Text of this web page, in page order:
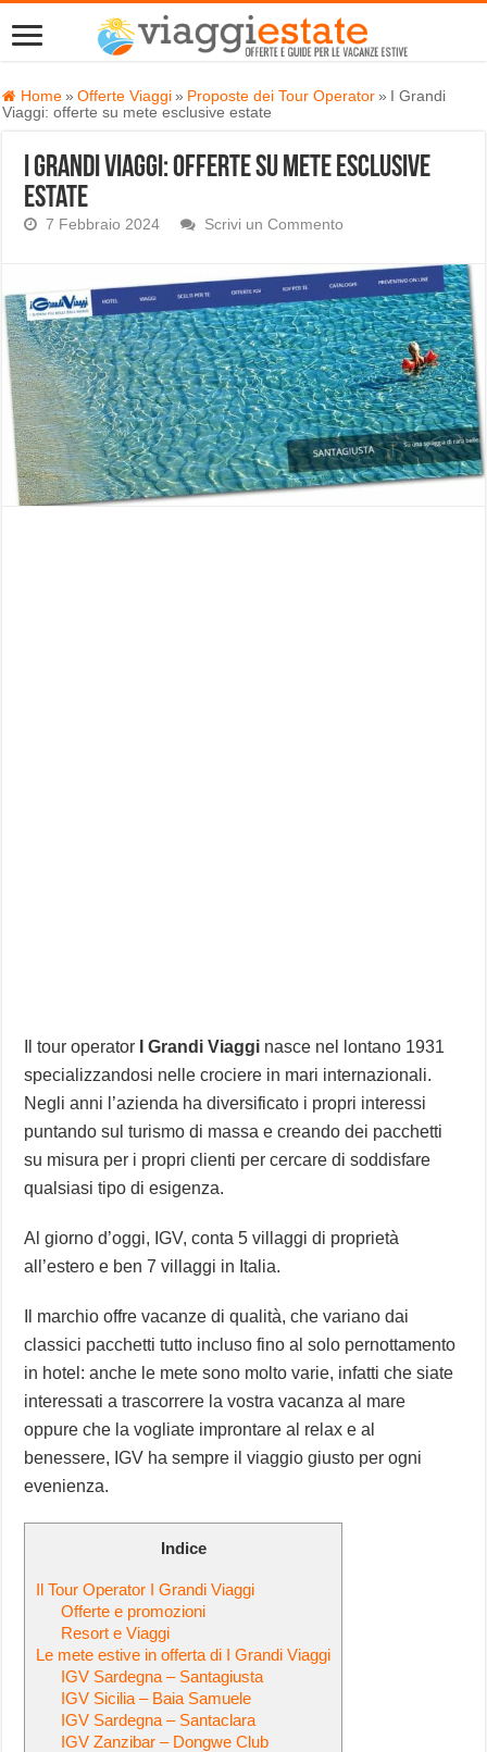
Home » Offerte Viaggi » Proposte dei Tour Operator »
I Grandi
Viaggi: offerte su mete esclusive estate
I Grandi Viaggi: offerte su mete esclusive
estate
7 Febbraio 2024 Scrivi un Commento
Il tour operator I Grandi Viaggi nasce nel lontano 1931
specializzandosi nelle crociere in mari internazionali.
Negli anni l’azienda ha diversificato i propri interessi
puntando sul turismo di massa e creando dei pacchetti
su misura per i propri clienti per cercare di soddisfare
qualsiasi tipo di esigenza.
Al giorno d’oggi, IGV, conta 5 villaggi di proprietà
all’estero e ben 7 villaggi in Italia.
Il marchio offre vacanze di qualità, che variano dai
classici pacchetti tutto incluso fino al solo pernottamento
in hotel: anche le mete sono molto varie, infatti che siate
interessati a trascorrere la vostra vacanza al mare
oppure che la vogliate improntare al relax e al
benessere, IGV ha sempre il viaggio giusto per ogni
evenienza.
Indice
Il Tour Operator I Grandi Viaggi
Offerte e promozioni
Resort e Viaggi
Le mete estive in offerta di I Grandi Viaggi
IGV Sardegna – Santagiusta
IGV Sicilia – Baia Samuele
IGV Sardegna – Santaclara
IGV Zanzibar – Dongwe Club